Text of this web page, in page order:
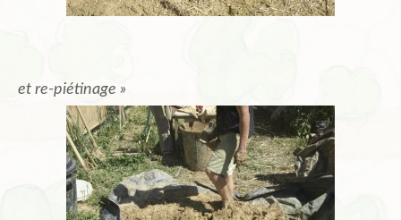
et re-piétinage »